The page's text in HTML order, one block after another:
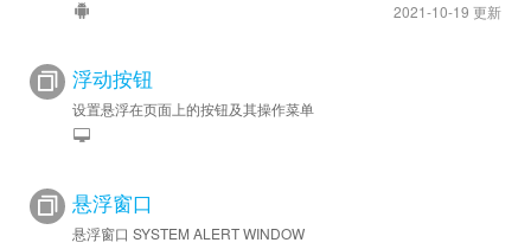
2021-10-19 更新
浮动按钮
设置悬浮在页面上的按钮及其操作菜单
悬浮窗口
悬浮窗口 SYSTEM ALERT WINDOW